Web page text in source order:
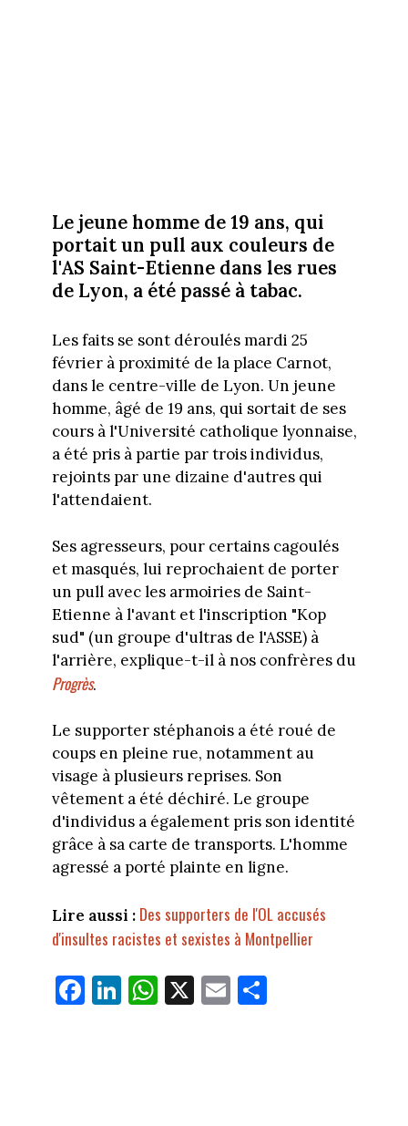
Le jeune homme de 19 ans, qui
portait un pull aux couleurs de
l'AS Saint-Etienne dans les rues
de Lyon, a été passé à tabac.
Les faits se sont déroulés mardi 25
février à proximité de la place Carnot,
dans le centre-ville de Lyon. Un jeune
homme, âgé de 19 ans, qui sortait de ses
cours à l'Université catholique lyonnaise,
a été pris à partie par trois individus,
rejoints par une dizaine d'autres qui
l'attendaient.
Ses agresseurs, pour certains cagoulés
et masqués, lui reprochaient de porter
un pull avec les armoiries de Saint-
Etienne à l'avant et l'inscription "Kop
sud" (un groupe d'ultras de l'ASSE) à
l'arrière, explique-t-il à nos confrères du
Progrès.
Le supporter stéphanois a été roué de
coups en pleine rue, notamment au
visage à plusieurs reprises. Son
vêtement a été déchiré. Le groupe
d'individus a également pris son identité
grâce à sa carte de transports. L'homme
agressé a porté plainte en ligne.
Lire aussi : Des supporters de l'OL accusés
d'insultes racistes et sexistes à Montpellier
Fa
ce
Li
nk
W
ha
X E
m
Pa